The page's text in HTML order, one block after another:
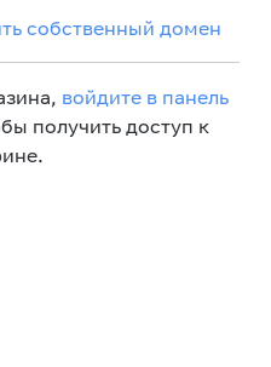
собственный домен
войдите в панель
получить доступ к